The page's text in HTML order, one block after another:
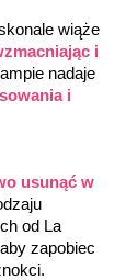
wiąże
i
nadaje
i
usunąć w
od La
zapobiec